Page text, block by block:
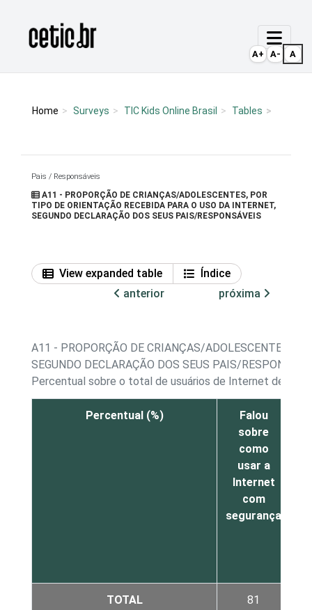
Página inicial
Home Surveys TIC Kids Online Brasil Tables
Pais / Responsáveis
A11 - PROPORÇÃO DE CRIANÇAS/ADOLESCENTES, POR
TIPO DE ORIENTAÇÃO RECEBIDA PARA O USO DA INTERNET,
SEGUNDO DECLARAÇÃO DOS SEUS PAIS/RESPONSÁVEIS
View expanded table
Índice
anterior
próxima
A11 - PROPORÇÃO DE CRIANÇAS/ADOLESCENTES,
SEGUNDO DECLARAÇÃO DOS SEUS PAIS/
Percentual sobre o total de usuários de Internet de 9 a
Percentual (%)
Falou
sobre
como
usar a
Internet
com
segurança
TOTAL 81
A+ A- A